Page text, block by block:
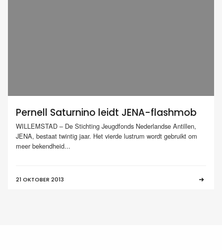
Pernell Saturnino leidt JENA-flashmob
WILLEMSTAD – De Stichting Jeugdfonds Nederlandse Antillen,
JENA, bestaat twintig jaar. Het vierde lustrum wordt gebruikt om
meer bekendheid...
21 OKTOBER 2013